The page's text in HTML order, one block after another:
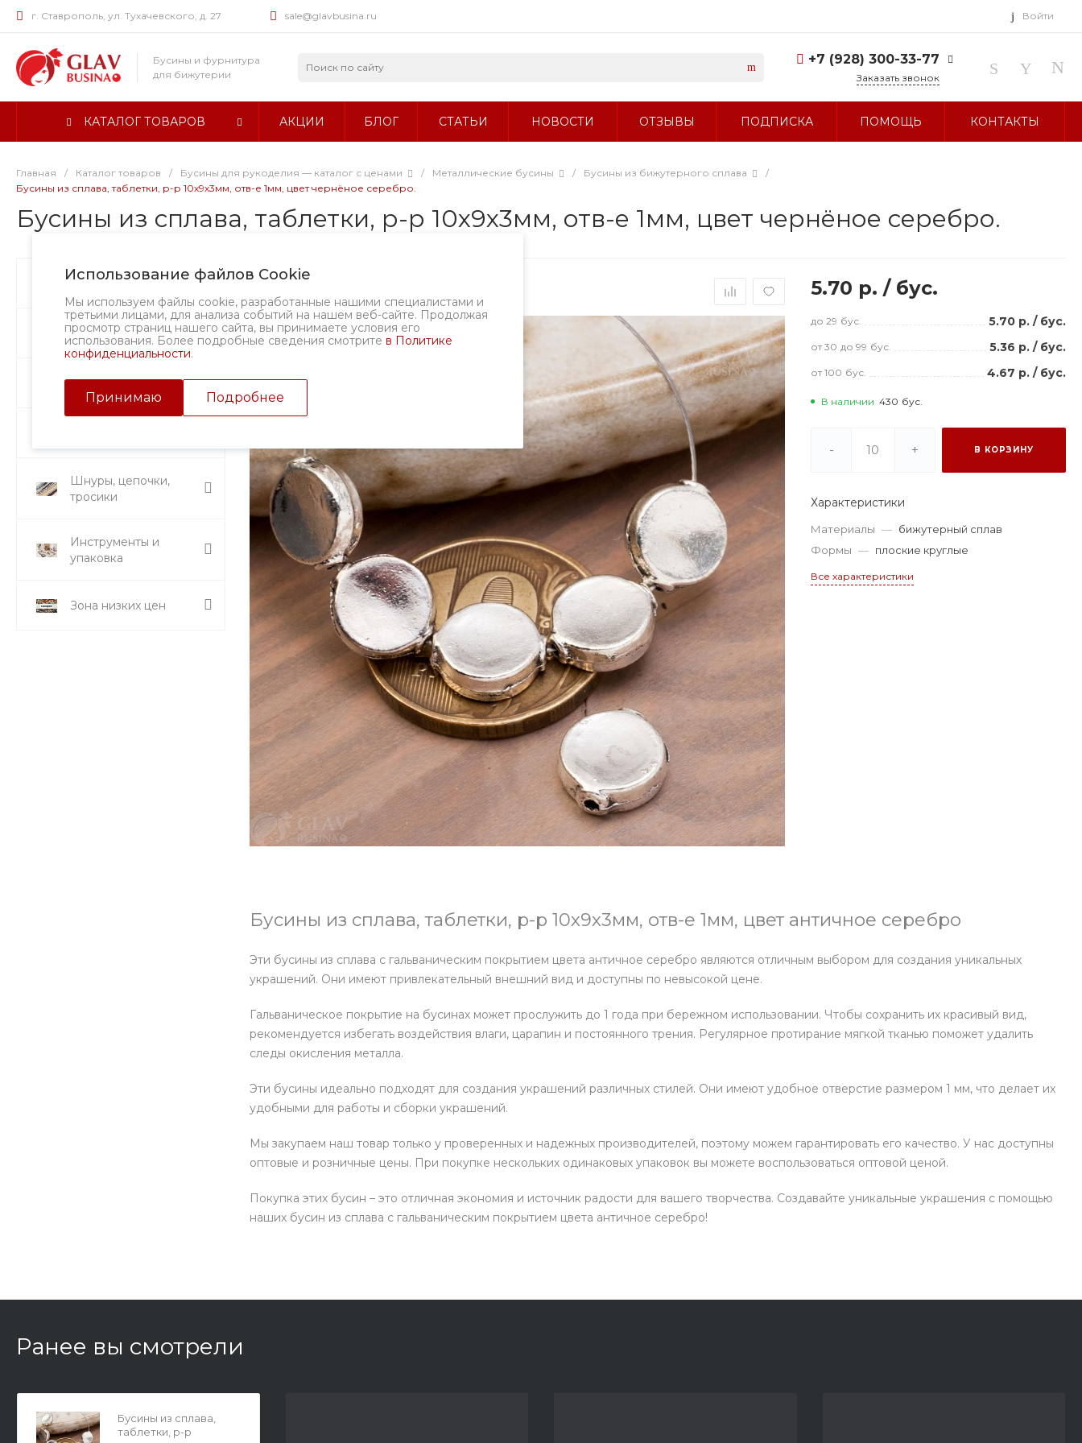
г. Ставрополь, ул. Тухачевского, д. 27 sale@glavbusina.ru Войти
Бусины и фурнитура
для бижутерии
+7 (928) 300-33-77
г. Ставрополь, ул.
Заказать звонок
КАТАЛОГ ТОВАРОВ АКЦИИ БЛОГ СТАТЬИ НОВОСТИ ОТЗЫВЫ ПОДПИСКА ПОМОЩЬ КОНТАКТЫ
Главная / Каталог товаров / Бусины для рукоделия — каталог с ценами / Металлические бусины / Бусины из бижутерного сплава
/
Бусины из сплава, таблетки, р-р 10х9х3мм, отв-е 1мм, цвет чернёное серебро.
Бусины из сплава, таблетки, р-р 10х9х3мм, отв-е 1мм, цвет чернёное серебро.
Использование файлов Cookie
Мы используем файлы cookie, разработанные нашими специалистами и
третьими лицами, для анализа событий на нашем веб-сайте. Продолжая
просмотр страниц нашего сайта, вы принимаете условия его
использования. Более подробные сведения смотрите в Политике
конфиденциальности.
Принимаю Подробнее
Бусины
Фурнитура
Подвески и кулоны
Шнуры, цепочки,
тросики
Инструменты и
упаковка
Зона низких цен
5.70 р./ бус.
до 29 бус. 5.70 р. / бус.
от 30 до 99 бус. 5.36 р. / бус.
от 100 бус. 4.67 р. / бус.
В наличии 430 бус.
- + В КОРЗИНУ
Характеристики
Материалы — бижутерный сплав
Формы — плоские круглые
Все характеристики
Бусины из сплава, таблетки, р-р 10х9х3мм, отв-е 1мм, цвет античное серебро
Эти бусины из сплава с гальваническим покрытием цвета античное серебро являются отличным выбором для создания уникальных
украшений. Они имеют привлекательный внешний вид и доступны по невысокой цене.
Гальваническое покрытие на бусинах может прослужить до 1 года при бережном использовании. Чтобы сохранить их красивый вид,
рекомендуется избегать воздействия влаги, царапин и постоянного трения. Регулярное протирание мягкой тканью поможет удалить
следы окисления металла.
Эти бусины идеально подходят для создания украшений различных стилей. Они имеют удобное отверстие размером 1 мм, что делает их
удобными для работы и сборки украшений.
Мы закупаем наш товар только у проверенных и надежных производителей, поэтому можем гарантировать его качество. У нас доступны
оптовые и розничные цены. При покупке нескольких одинаковых упаковок вы можете воспользоваться оптовой ценой.
Покупка этих бусин – это отличная экономия и источник радости для вашего творчества. Создавайте уникальные украшения с помощью
наших бусин из сплава с гальваническим покрытием цвета античное серебро!
Ранее вы смотрели
Бусины из сплава,
таблетки, р-р